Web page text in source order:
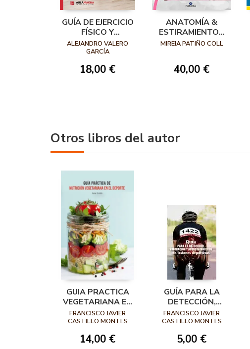
GUÍA DE EJERCICIO
FÍSICO Y
ALIMENTACIÓN EN
EL EMBARAZO Y EL
POSPARTO
ALEJANDRO VALERO
GARCÍA
18,00 €
ANATOMÍA &
ESTIRAMIENTOS
PARA EL
POSPARTO
MIREIA PATIÑO COLL
40,00 €
Otros libros del autor
GUIA PRACTICA
VEGETARIANA EN
EL DEPORTE
FRANCISCO JAVIER
CASTILLO MONTES
14,00 €
GUÍA PARA LA
DETECCIÓN,
VALORACIÓN Y
AUTOTRATAMIENTO
DE LESIONES
DEPORTIVAS
FRANCISCO JAVIER
CASTILLO MONTES
5,00 €